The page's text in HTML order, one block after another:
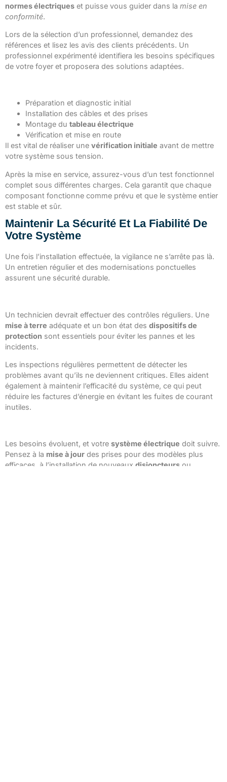
normes électriques et puisse vous guider dans la mise en
conformité.
Lors de la sélection d’un professionnel, demandez des
références et lisez les avis des clients précédents. Un
professionnel expérimenté identifiera les besoins spécifiques
de votre foyer et proposera des solutions adaptées.
Préparation et diagnostic initial
Installation des câbles et des prises
Montage du tableau électrique
Vérification et mise en route
Il est vital de réaliser une vérification initiale avant de mettre
votre système sous tension.
Après la mise en service, assurez-vous d’un test fonctionnel
complet sous différentes charges. Cela garantit que chaque
composant fonctionne comme prévu et que le système entier
est stable et sûr.
Maintenir La Sécurité Et La Fiabilité De
Votre Système
Une fois l’installation effectuée, la vigilance ne s’arrête pas là.
Un entretien régulier et des modernisations ponctuelles
assurent une sécurité durable.
Un technicien devrait effectuer des contrôles réguliers. Une
mise à terre adéquate et un bon état des dispositifs de
protection sont essentiels pour éviter les pannes et les
incidents.
Les inspections régulières permettent de détecter les
problèmes avant qu’ils ne deviennent critiques. Elles aident
également à maintenir l’efficacité du système, ce qui peut
réduire les factures d’énergie en évitant les fuites de courant
inutiles.
Les besoins évoluent, et votre système électrique doit suivre.
Pensez à la mise à jour des prises pour des modèles plus
efficaces, à l’installation de nouveaux disjoncteurs ou